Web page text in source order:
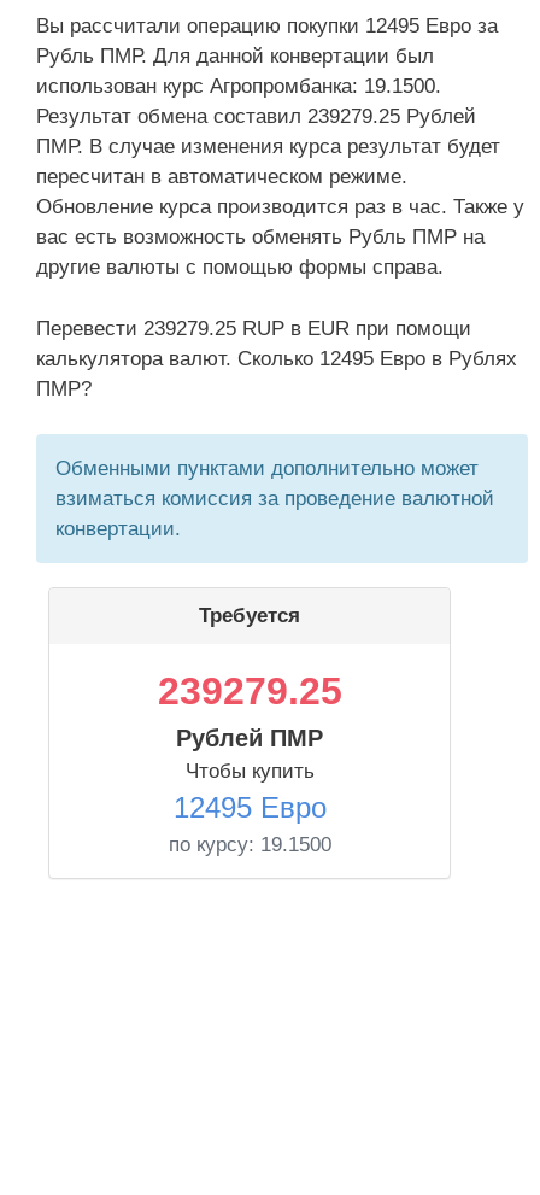
Вы рассчитали операцию покупки 12495 Евро за
Рубль ПМР. Для данной конвертации был
использован курс Агропромбанка: 19.1500.
Результат обмена составил 239279.25 Рублей
ПМР. В случае изменения курса результат будет
пересчитан в автоматическом режиме.
Обновление курса производится раз в час. Также у
вас есть возможность обменять Рубль ПМР на
другие валюты с помощью формы справа.
Перевести 239279.25 RUP в EUR при помощи
калькулятора валют. Сколько 12495 Евро в Рублях
ПМР?
Обменными пунктами дополнительно может
взиматься комиссия за проведение валютной
конвертации.
Требуется
239279.25
Рублей ПМР
Чтобы купить
12495 Евро
по курсу: 19.1500